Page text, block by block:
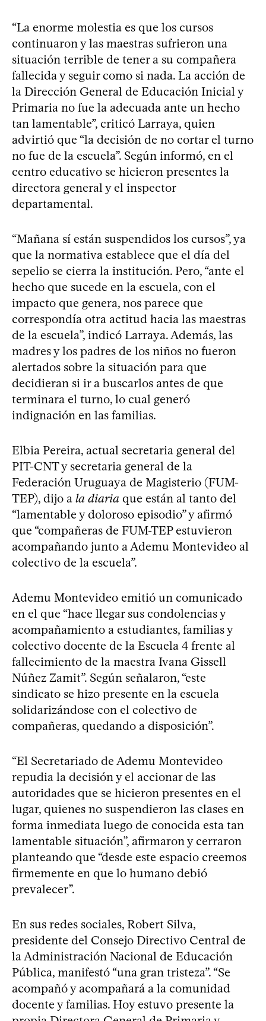
“La enorme molestia es que los cursos
continuaron y las maestras sufrieron una
situación terrible de tener a su compañera
fallecida y seguir como si nada. La acción de
la Dirección General de Educación Inicial y
Primaria no fue la adecuada ante un hecho
tan lamentable”, criticó Larraya, quien
advirtió que “la decisión de no cortar el turno
no fue de la escuela”. Según informó, en el
centro educativo se hicieron presentes la
directora general y el inspector
departamental.
“Mañana sí están suspendidos los cursos”, ya
que la normativa establece que el día del
sepelio se cierra la institución. Pero, “ante el
hecho que sucede en la escuela, con el
impacto que genera, nos parece que
correspondía otra actitud hacia las maestras
de la escuela”, indicó Larraya. Además, las
madres y los padres de los niños no fueron
alertados sobre la situación para que
decidieran si ir a buscarlos antes de que
terminara el turno, lo cual generó
indignación en las familias.
Elbia Pereira, actual secretaria general del
PIT-CNT y secretaria general de la
Federación Uruguaya de Magisterio (FUM-
TEP), dijo a la diaria que están al tanto del
“lamentable y doloroso episodio” y afirmó
que “compañeras de FUM-TEP estuvieron
acompañando junto a Ademu Montevideo al
colectivo de la escuela”.
Ademu Montevideo emitió un comunicado
en el que “hace llegar sus condolencias y
acompañamiento a estudiantes, familias y
colectivo docente de la Escuela 4 frente al
fallecimiento de la maestra Ivana Gissell
Núñez Zamit”. Según señalaron, “este
sindicato se hizo presente en la escuela
solidarizándose con el colectivo de
compañeras, quedando a disposición”.
“El Secretariado de Ademu Montevideo
repudia la decisión y el accionar de las
autoridades que se hicieron presentes en el
lugar, quienes no suspendieron las clases en
forma inmediata luego de conocida esta tan
lamentable situación”, afirmaron y cerraron
planteando que “desde este espacio creemos
firmemente en que lo humano debió
prevalecer”.
En sus redes sociales, Robert Silva,
presidente del Consejo Directivo Central de
la Administración Nacional de Educación
Pública, manifestó “una gran tristeza”. “Se
acompañó y acompañará a la comunidad
docente y familias. Hoy estuvo presente la